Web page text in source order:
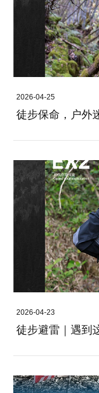
2026-04-25
徒步保命，户外
2026-04-23
徒步避雷｜遇到